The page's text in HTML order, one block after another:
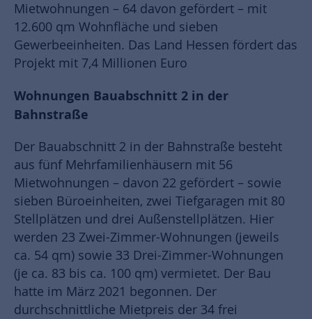
Mietwohnungen – 64 davon gefördert – mit
12.600 qm Wohnfläche und sieben
Gewerbeeinheiten. Das Land Hessen fördert das
Projekt mit 7,4 Millionen Euro
Wohnungen Bauabschnitt 2 in der
Bahnstraße
Der Bauabschnitt 2 in der Bahnstraße besteht
aus fünf Mehrfamilienhäusern mit 56
Mietwohnungen – davon 22 gefördert – sowie
sieben Büroeinheiten, zwei Tiefgaragen mit 80
Stellplätzen und drei Außenstellplätzen. Hier
werden 23 Zwei-Zimmer-Wohnungen (jeweils
ca. 54 qm) sowie 33 Drei-Zimmer-Wohnungen
(je ca. 83 bis ca. 100 qm) vermietet. Der Bau
hatte im März 2021 begonnen. Der
durchschnittliche Mietpreis der 34 frei